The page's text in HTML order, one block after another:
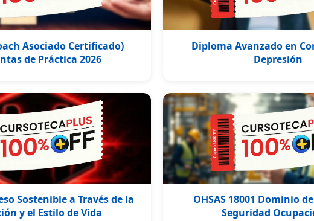
Asociado Certificado)
de Práctica 2026
Diploma Avanzado en
Depresión
Sostenible a Través de la
y el Estilo de Vida
OHSAS 18001 Dominio
Seguridad